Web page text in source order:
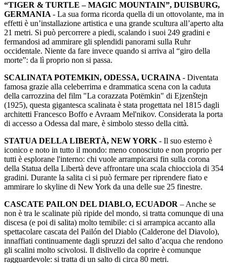
“TIGER & TURTLE – MAGIC MOUNTAIN”, DUISBURG,
GERMANIA - La sua forma ricorda quella di un ottovolante, ma in
effetti è un’installazione artistica e una grande scultura all’aperto alta
21 metri. Si può percorrere a piedi, scalando i suoi 249 gradini e
fermandosi ad ammirare gli splendidi panorami sulla Ruhr
occidentale. Niente da fare invece quando si arriva al “giro della
morte”: da lì proprio non si passa.
SCALINATA POTEMKIN, ODESSA, UCRAINA - Diventata
famosa grazie alla celeberrima e drammatica scena con la caduta
della carrozzina del film "La corazzata Potëmkin" di Ejzenštejn
(1925), questa gigantesca scalinata è stata progettata nel 1815 dagli
architetti Francesco Boffo e Avraam Mel'nikov. Considerata la porta
di accesso a Odessa dal mare, è simbolo stesso della città.
STATUA DELLA LIBERTÀ, NEW YORK - Il suo esterno è
iconico e noto in tutto il mondo: meno conosciuto e non proprio per
tutti è esplorane l'interno: chi vuole arrampicarsi fin sulla corona
della Statua della Libertà deve affrontare una scala chiocciola di 354
gradini. Durante la salita ci si può fermare per riprendere fiato e
ammirare lo skyline di New York da una delle sue 25 finestre.
CASCATE PAILON DEL DIABLO, ECUADOR – Anche se
non è tra le scalinate più ripide del mondo, si tratta comunque di una
discesa (e poi di salita) molto temibile: ci si arrampica accanto alla
spettacolare cascata del Pailón del Diablo (Calderone del Diavolo),
innaffiati continuamente dagli spruzzi del salto d’acqua che rendono
gli scalini molto scivolosi. Il dislivello da coprire è comunque
ragguardevole: si tratta di un salto di circa 80 metri.